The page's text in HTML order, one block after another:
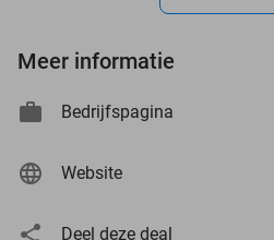
Meer informatie
Bedrijfspagina
Website
Deel deze deal